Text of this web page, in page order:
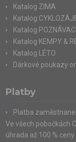
Katalog ZIMA
Katalog
Katalog POZNÁVACÍ
Katalog KEMPY &
Katalog LÉTO
Dárkové poukazy
Platby
Platba
Ve všech pobočkách
úhrada až 100 %